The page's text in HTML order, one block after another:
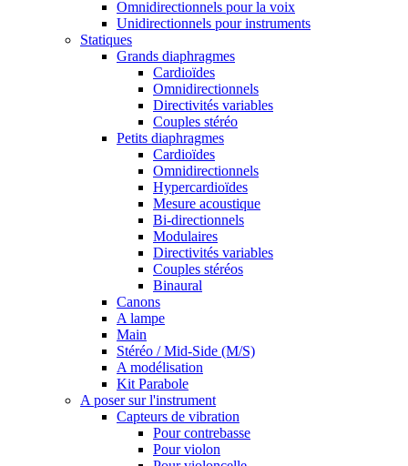
Omnidirectionnels pour la voix
Unidirectionnels pour instruments
Statiques
Grands diaphragmes
Cardioïdes
Omnidirectionnels
Directivités variables
Couples stéréo
Petits diaphragmes
Cardioïdes
Omnidirectionnels
Hypercardioïdes
Mesure acoustique
Bi-directionnels
Modulaires
Directivités variables
Couples stéréos
Binaural
Canons
A lampe
Main
Stéréo / Mid-Side (M/S)
A modélisation
Kit Parabole
A poser sur l'instrument
Capteurs de vibration
Pour contrebasse
Pour violon